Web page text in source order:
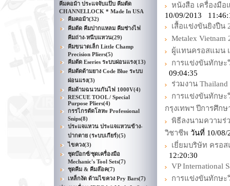
คีมคอม้า ประแจจับแป๊บ คีมตัด
CHANNELLOCK * Made In USA
คีมคอม้า(32)
คีมตัด คีมปากแหลม คีมช่างไฟ
คีมถ่าง-หนีบแหวน(29)
คีมขนาดเล็ก Little Champ
Precision Pliers(5)
คีมตัด Eseries ระบบผ่อนแรง(13)
คีมตัดด้ามยาง Code Blue ระบบ
ผ่อนแรง(3)
คีมด้ามฉนวนกันไฟ 1000V(4)
RESCUE TOOL / Special
Purpose Pliers(4)
กรรไกรตัดโลหะ Professional
Snips(8)
ประแจแหวน ประแจแหวนข้าง-
ปากตาย (ระบบเกียร์)(5)
ไขควง(3)
ชุดบ๊อกซ์/ชุดเครื่องมือ
Mechanic's Tool Sets(7)
ชุดคีม & คีมล๊อค(7)
เหล็กงัด ด้ามไขควง Pry Bars(7)
หนังสือ เครื่องมื
10/09/2013
เสื้อแข่งขันยิงปืน
Metalex Vietnam
ผู้แทนครอสแมน
การแข่งขันทักษะ
09:04:35
ร่วมงาน Thailand
การแข่งขันทักษะ
กรุงเทพฯ ปีการศึกษ
พิธีลงนามความร่
วิชาชีพ วันที่ 10/
เยี่ยมบริษัท ครอ
12:20:30
VP International
การแข่งขันทักษะ